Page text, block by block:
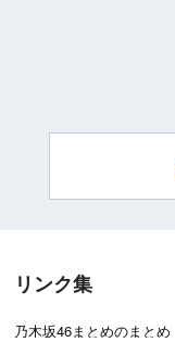
リンク集
乃木坂46まとめのまとめ